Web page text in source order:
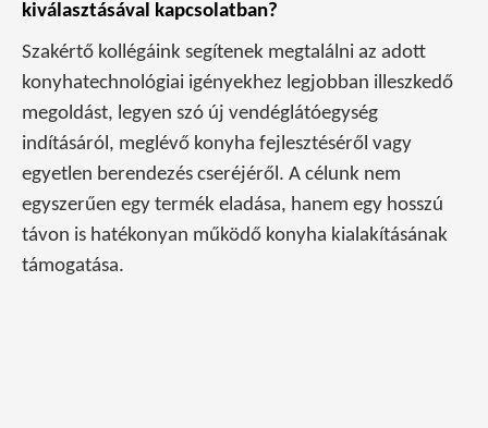
kiválasztásával kapcsolatban?
Szakértő kollégáink segítenek megtalálni az adott
konyhatechnológiai igényekhez legjobban illeszkedő
megoldást, legyen szó új vendéglátóegység
indításáról, meglévő konyha fejlesztéséről vagy
egyetlen berendezés cseréjéről. A célunk nem
egyszerűen egy termék eladása, hanem egy hosszú
távon is hatékonyan működő konyha kialakításának
támogatása.